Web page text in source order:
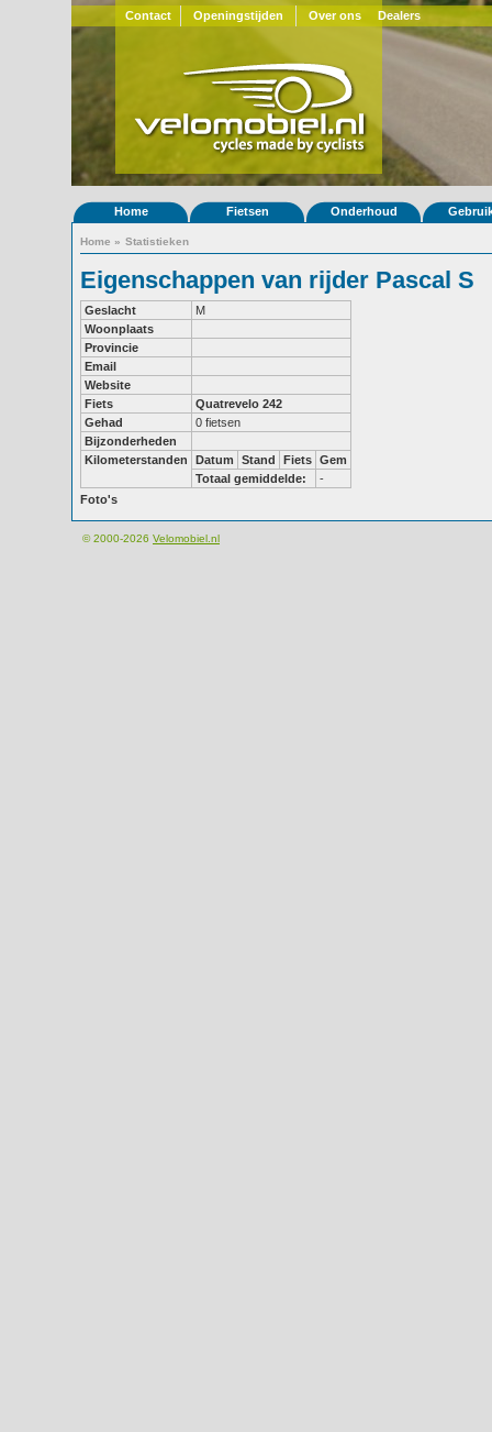
Contact Openingstijden Over ons Dealers
Home Fietsen Onderhoud
Home » Statistieken
Eigenschappen van rijder Pascal S
Geslacht
M
Woonplaats
Provincie
Email
Website
Fiets
Quatrevelo 242
Gehad
0 fietsen
Bijzonderheden
Kilometerstanden
Datum Stand Fiets Gem
Totaal gemiddelde:
-
Foto's
© 2000-2026 Velomobiel.nl